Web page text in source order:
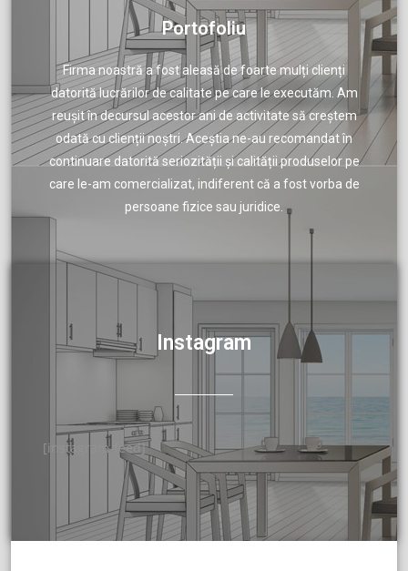
Portofoliu
Firma noastră a fost aleasă de foarte mulți clienți
datorită lucrărilor de calitate pe care le executăm. Am
reușit în decursul acestor ani de activitate să creștem
odată cu clienții noștri. Aceștia ne-au recomandat în
continuare datorită seriozității și calității produselor pe
care le-am comercializat, indiferent că a fost vorba de
persoane fizice sau juridice.
Instagram
[instagram-feed]